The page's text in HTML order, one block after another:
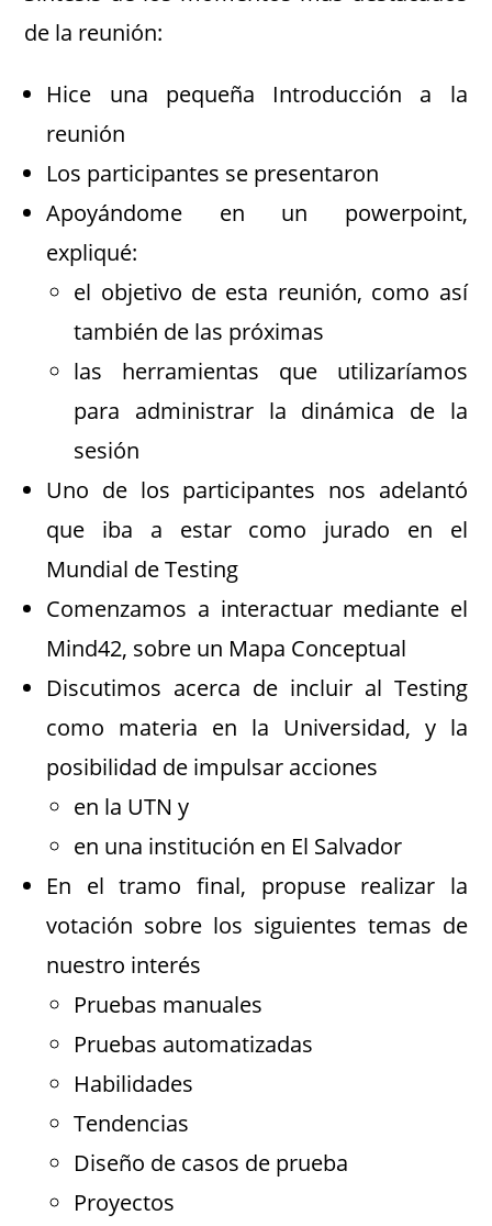
de la reunión:
Hice una pequeña Introducción a la
reunión
Los participantes se presentaron
Apoyándome en un powerpoint,
expliqué:
el objetivo de esta reunión, como así
también de las próximas
las herramientas que utilizaríamos
para administrar la dinámica de la
sesión
Uno de los participantes nos adelantó
que iba a estar como jurado en el
Mundial de Testing
Comenzamos a interactuar mediante el
Mind42, sobre un Mapa Conceptual
Discutimos acerca de incluir al Testing
como materia en la Universidad, y la
posibilidad de impulsar acciones
en la UTN y
en una institución en El Salvador
En el tramo final, propuse realizar la
votación sobre los siguientes temas de
nuestro interés
Pruebas manuales
Pruebas automatizadas
Habilidades
Tendencias
Diseño de casos de prueba
Proyectos